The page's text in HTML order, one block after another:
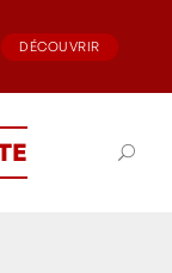
DÉCOUVRIR